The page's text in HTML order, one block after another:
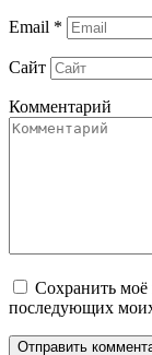
Email *
Сайт
Комментарий
Сохранить моё
последующих